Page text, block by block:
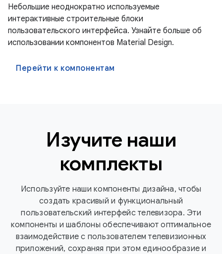
Небольшие неоднократно используемые
интерактивные строительные блоки
пользовательского интерфейса. Узнайте больше об
использовании компонентов Material Design.
Перейти к компонентам
Изучите наши
комплекты
Используйте наши компоненты дизайна, чтобы
создать красивый и функциональный
пользовательский интерфейс телевизора. Эти
компоненты и шаблоны обеспечивают оптимальное
взаимодействие с пользователем телевизионных
приложений, сохраняя при этом единообразие и